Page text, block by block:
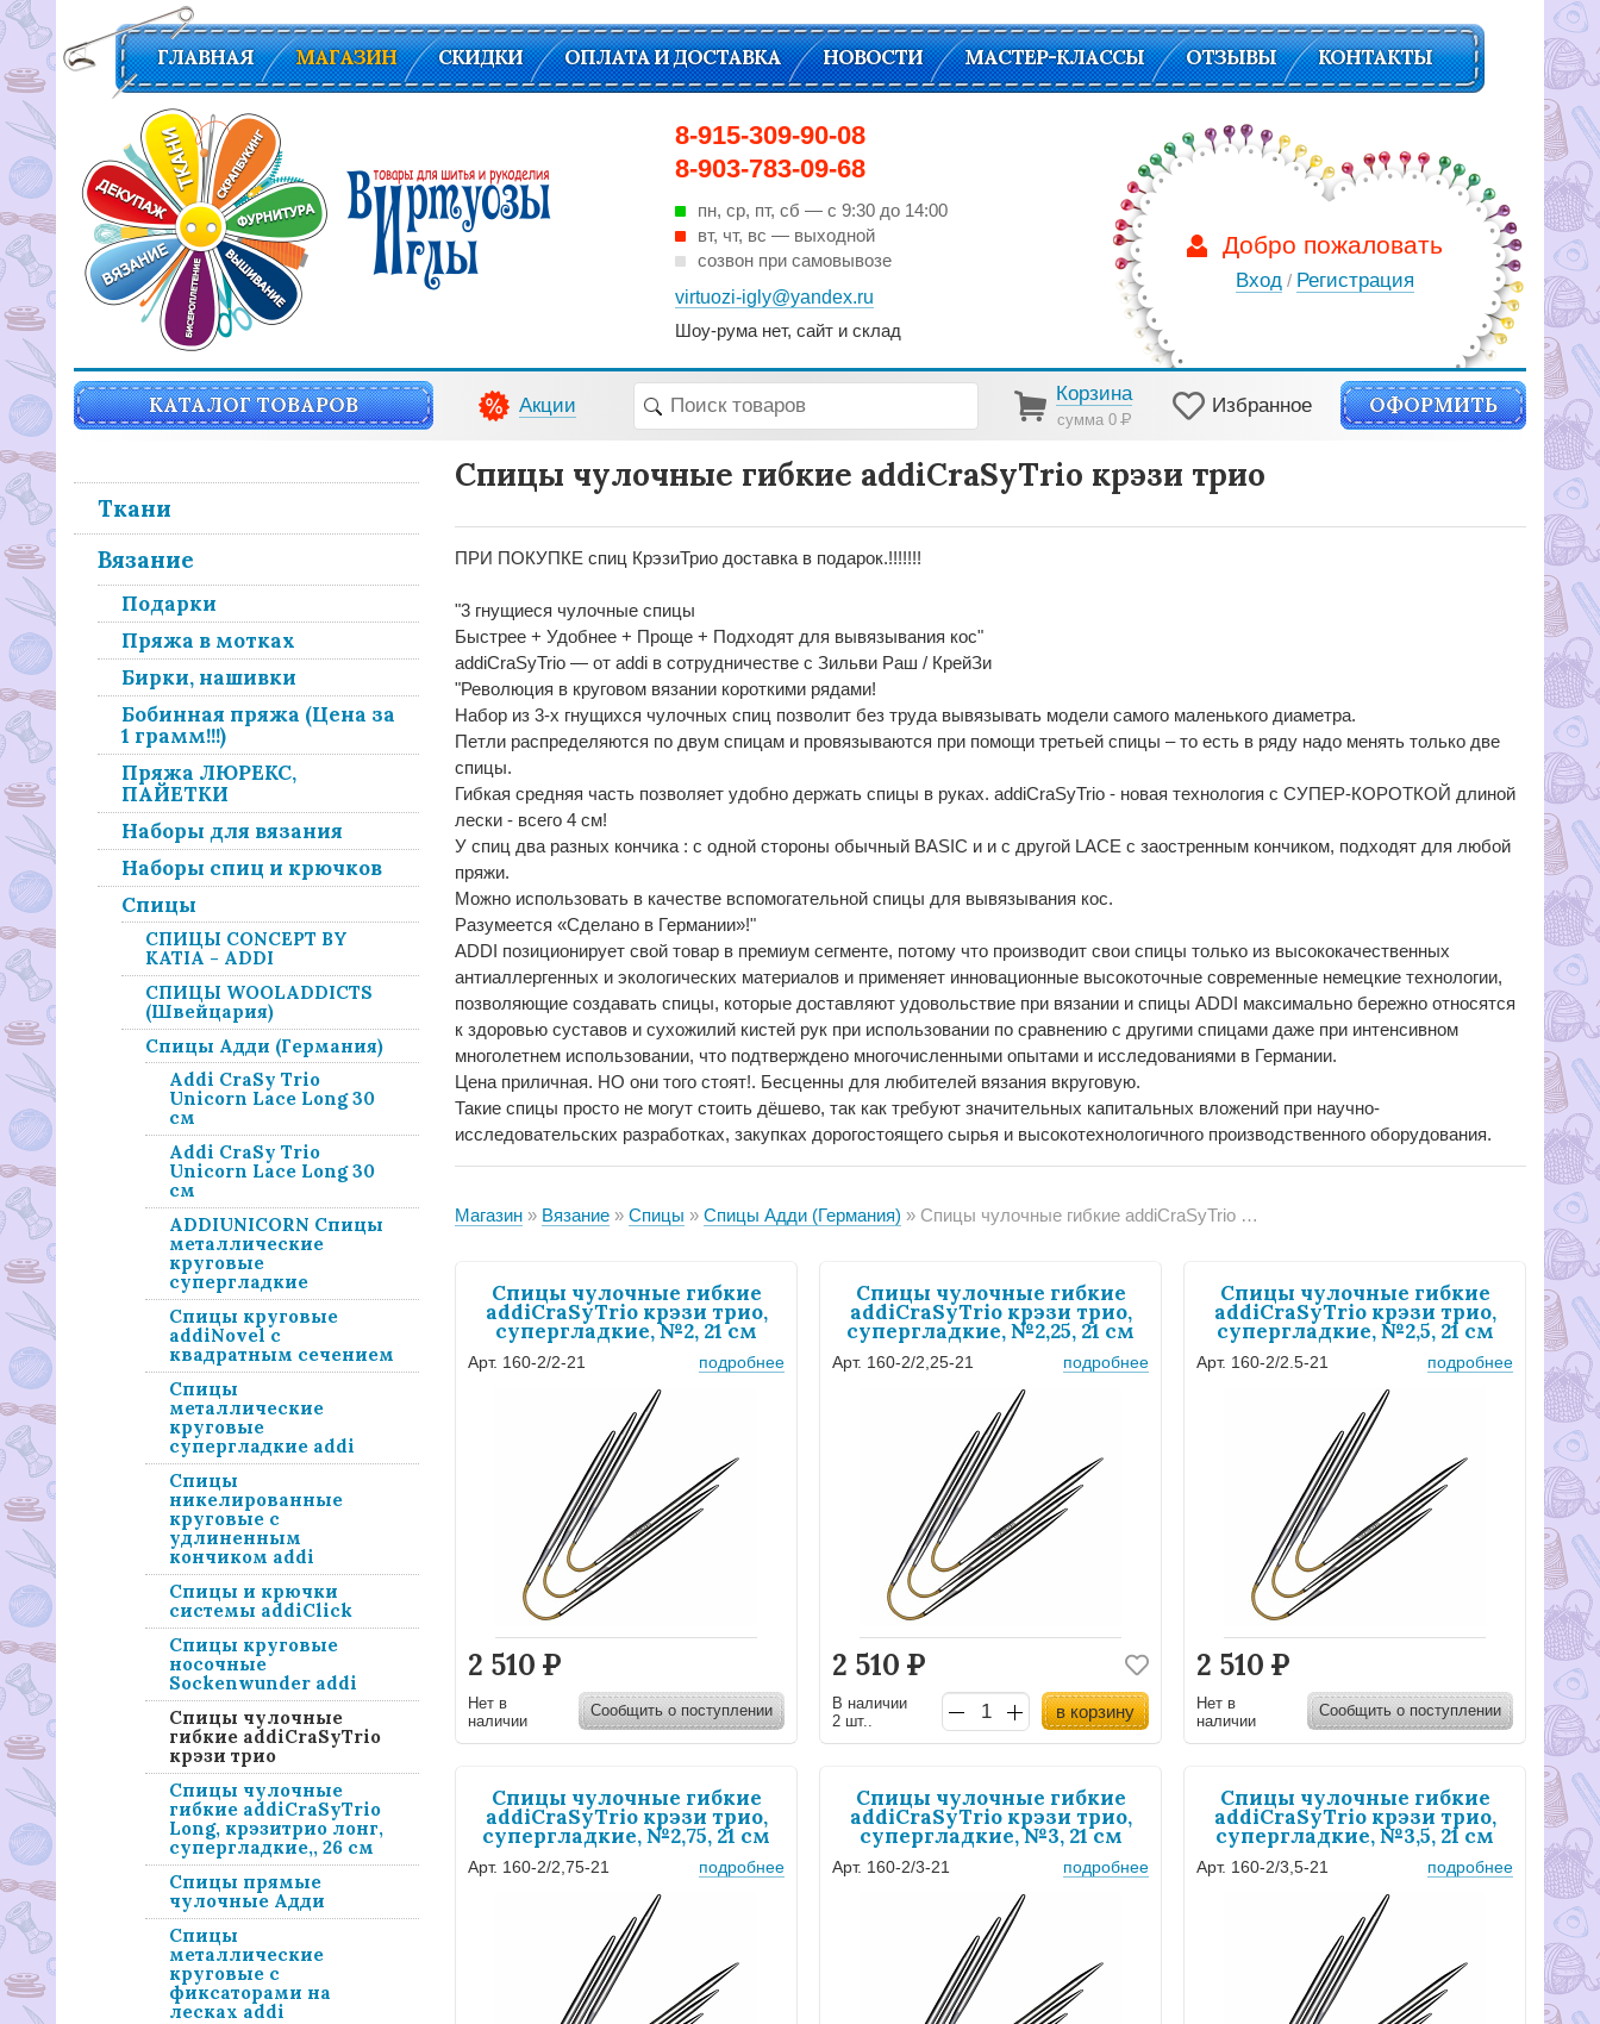
8-915-309-90-08
8-903-783-09-68
пн, ср, пт, cб — с 9:30 до 14:00
вт, чт, вс — выходной
созвон при самовывозе
virtuozi-igly@yandex.ru
Шоу-рума нет, сайт и склад
ГЛАВНАЯ МАГАЗИН СКИДКИ ОПЛАТА И ДОСТАВКА НОВОСТИ МАСТЕР-КЛАССЫ ОТЗЫВЫ КОНТАКТЫ
Добро пожаловать
Вход / Регистрация
КАТАЛОГ ТОВАРОВ Акции
Корзина
сумма 0Р
Избранное ОФОРМИТЬ
Ткани
Вязание
Подарки
Пряжа в мотках
Бирки, нашивки
Бобинная пряжа (Цена за
1 грамм!!!)
Пряжа ЛЮРЕКС,
ПАЙЕТКИ
Наборы для вязания
Наборы спиц и крючков
Спицы
СПИЦЫ CONCEPT BY
KATIA - ADDI
СПИЦЫ WOOLADDICTS
(Швейцария)
Спицы Адди (Германия)
Addi CraSy Trio
Unicorn Lace Long 30
см
Addi CraSy Trio
Unicorn Lace Long 30
см
ADDIUNICORN Спицы
металлические
круговые
супергладкие
Спицы круговые
аddiNovel с
квадратным сечением
Спицы
металлические
круговые
супергладкие addi
Спицы
никелированные
круговые с
удлиненным
кончиком addi
Cпицы и крючки
системы addiClick
Спицы круговые
носочные
Sockenwunder addi
Спицы чулочные
гибкие addiCraSyTrio
крэзи трио
Спицы чулочные
гибкие addiCraSyTrio
Long, крэзитрио лонг,
супергладкие,, 26 см
Спицы прямые
чулочные Адди
Спицы
металлические
круговые с
фиксаторами на
лесках addi
Спицы чулочные гибкие addiCraSyTrio крэзи трио
ПРИ ПОКУПКЕ спиц КрэзиТрио доставка в подарок.!!!!!!!
"3 гнущиеся чулочные спицы
Быстрее + Удобнее + Проще + Подходят для вывязывания кос"
addiCraSyTrio — от addi в сотрудничестве с Зильви Раш / КрейЗи
"Революция в круговом вязании короткими рядами!
Набор из 3-х гнущихся чулочных спиц позволит без труда вывязывать модели самого маленького диаметра.
Петли распределяются по двум спицам и провязываются при помощи третьей спицы – то есть в ряду надо менять только две
спицы.
Гибкая средняя часть позволяет удобно держать спицы в руках. addiCraSyTrio - новая технология с СУПЕР-КОРОТКОЙ длиной
лески - всего 4 см!
У спиц два разных кончика : с одной стороны обычный BASIC и и с другой LACE с заостренным кончиком, подходят для любой
пряжи.
Можно использовать в качестве вспомогательной спицы для вывязывания кос.
Разумеется «Сделано в Германии»!"
ADDI позиционирует свой товар в премиум сегменте, потому что производит свои спицы только из высококачественных
антиаллергенных и экологических материалов и применяет инновационные высокоточные современные немецкие технологии,
позволяющие создавать спицы, которые доставляют удовольствие при вязании и cпицы ADDI максимально бережно относятся
к здоровью суставов и сухожилий кистей рук при использовании по сравнению с другими спицами даже при интенсивном
многолетнем использовании, что подтверждено многочисленными опытами и исследованиями в Германии.
Цена приличная. НО они того стоят!. Бесценны для любителей вязания вкруговую.
Такие спицы просто не могут стоить дёшево, так как требуют значительных капитальных вложений при научно-
исследовательских разработках, закупках дорогостоящего сырья и высокотехнологичного производственного оборудования.
Магазин Вязание Спицы Спицы Адди (Германия) Спицы чулочные гибкие addiCraSyTrio крэзи трио
Спицы чулочные гибкие
addiCraSyTrio крэзи трио,
супергладкие, №2, 21 см
Арт. 160-2/2-21 подробнее
2 510 Р
Нет в
наличии
Сообщить о поступлении
Спицы чулочные гибкие
addiCraSyTrio крэзи трио,
супергладкие, №2,25, 21 см
Арт. 160-2/2,25-21 подробнее
2 510 Р
В наличии
2 шт..
в корзину
Спицы чулочные гибкие
addiCraSyTrio крэзи трио,
супергладкие, №2,5, 21 см
Арт. 160-2/2.5-21 подробнее
2 510 Р
Нет в
наличии
Сообщить о поступлении
Спицы чулочные гибкие
addiCraSyTrio крэзи трио,
супергладкие, №2,75, 21 см
Арт. 160-2/2,75-21 подробнее
Спицы чулочные гибкие
addiCraSyTrio крэзи трио,
супергладкие, №3, 21 см
Арт. 160-2/3-21 подробнее
Спицы чулочные гибкие
addiCraSyTrio крэзи трио,
супергладкие, №3,5, 21 см
Арт. 160-2/3,5-21 подробнее